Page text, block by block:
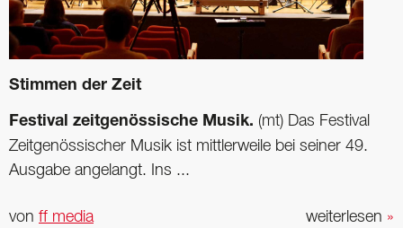
Stimmen der Zeit
Festival zeitgenössische Musik. (mt) Das Festival
Zeitgenössischer Musik ist mittlerweile bei seiner 49.
Ausgabe angelangt. Ins ...
weiterlesen »
von ff media